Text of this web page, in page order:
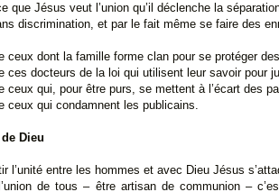
que Jésus veut l’union qu’il déclenche la
discrimination, et par le fait même se faire des
ceux dont la famille forme clan pour se protéger
ces docteurs de la loi qui utilisent leur savoir pour
ceux qui, pour être purs, se mettent à l’écart des
ceux qui condamnent les publicains.
Dieu
l’unité entre les hommes et avec Dieu Jésus
de tous – être artisan de communion –